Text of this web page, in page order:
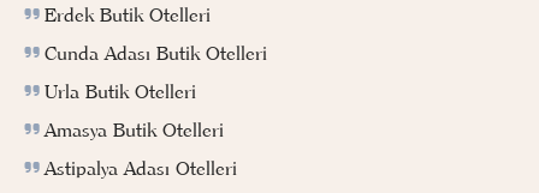
Erdek Butik Otelleri
Cunda Adası Butik Otelleri
Urla Butik Otelleri
Amasya Butik Otelleri
Astipalya Adası Otelleri